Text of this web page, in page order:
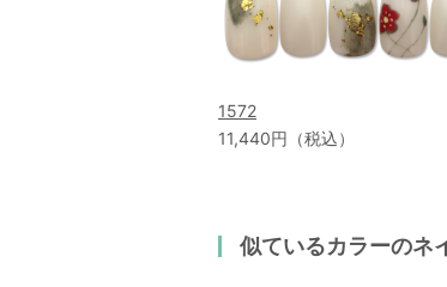
1572
11,440円（税込）
似ているカラーのネ